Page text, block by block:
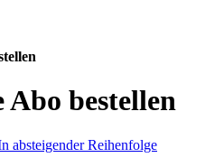
bestellen
absteigender Reihenfolge